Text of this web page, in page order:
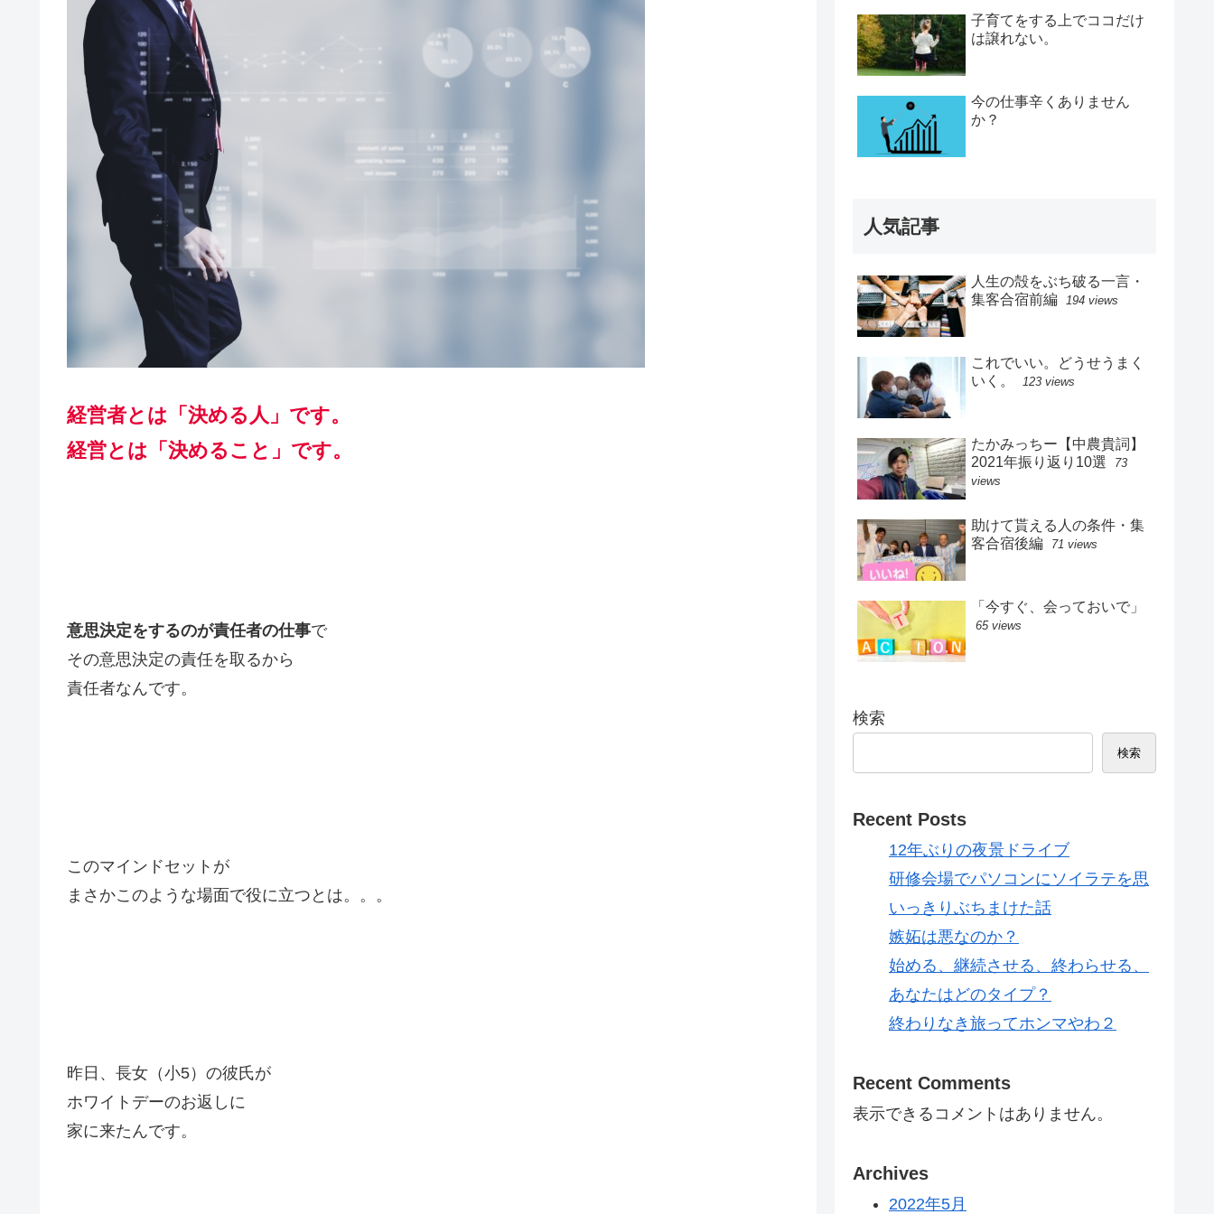
経営者とは「決める人」です。
経営とは「決めること」です。
意思決定をするのが責任者の仕事で
その意思決定の責任を取るから
責任者なんです。
このマインドセットが
まさかこのような場面で役に立つとは。。。
昨日、長女（小5）の彼氏が
ホワイトデーのお返しに
家に来たんです。
子育てをする上でココだけ
は譲れない。
今の仕事辛くありません
か？
人気記事
人生の殻をぶち破る一言・
集客合宿前編 194 views
これでいい。どうせうまく
いく。
123 views
たかみっちー【中農貴詞】
2021年振り返り10選
73
views
助けて貰える人の条件・集
客合宿後編
71 views
「今すぐ、会っておいで」
65 views
検索
検索
Recent Posts
12年ぶりの夜景ドライブ
研修会場でパソコンにソイラテを思
いっきりぶちまけた話
嫉妬は悪なのか？
始める、継続させる、終わらせる、
あなたはどのタイプ？
終わりなき旅ってホンマやわ２
Recent Comments
表示できるコメントはありません。
Archives
2022年5月